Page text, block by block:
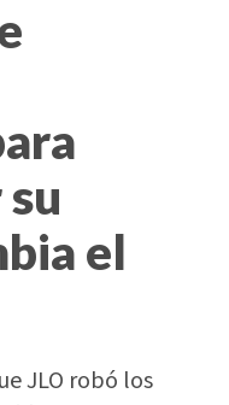
el
JLO robó los